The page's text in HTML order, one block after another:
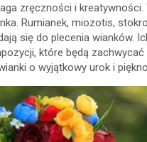
zręczności i
Rumianek, miozotis,
się do plecenia wianków.
które będą
o wyjątkowy urok i piękno.